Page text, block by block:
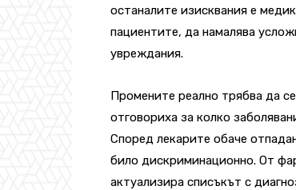
останалите изисквания е
пациентите, да намалява
увреждания.
Промените реално трябва да
отговориха за колко
Според лекарите обаче
било дискриминационно. От
актуализира списъкът с